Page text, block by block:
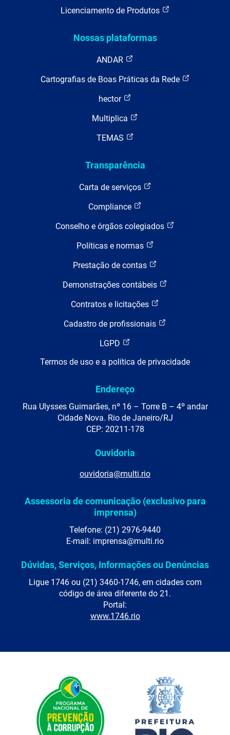
Licenciamento de Produtos
Nossas plataformas
ANDAR
Cartografias de Boas Práticas da Rede
hector
Multiplica
TEMAS
Transparência
Carta de serviços
Compliance
Conselho e órgãos colegiados
Políticas e normas
Prestação de contas
Demonstrações contábeis
Contratos e licitações
Cadastro de profissionais
LGPD
Termos de uso e a política de privacidade
Endereço
Rua Ulysses Guimarães, nº 16 – Torre B – 4º andar
Cidade Nova. Rio de Janeiro/RJ
CEP: 20211-178
Ouvidoria
ouvidoria@multi.rio
Assessoria de comunicação (exclusivo para
imprensa)
Telefone: (21) 2976-9440
E-mail: imprensa@multi.rio
Dúvidas, Serviços, Informações ou Denúncias
Ligue 1746 ou (21) 3460-1746, em cidades com
código de área diferente do 21.
Portal:
www.1746.rio